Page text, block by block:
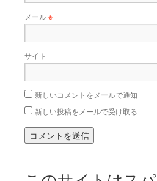
メール※
サイト
新しいコメントをメールで通知
新しい投稿をメールで受け取る